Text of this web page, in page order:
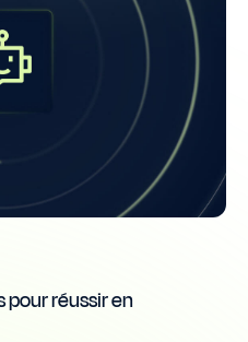
pour réussir en